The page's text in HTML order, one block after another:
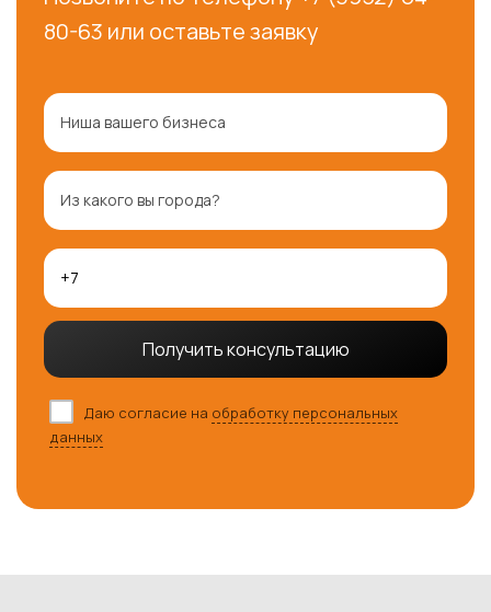
80-63 или оставьте заявку
Получить консультацию
Даю согласие на обработку персональных
данных